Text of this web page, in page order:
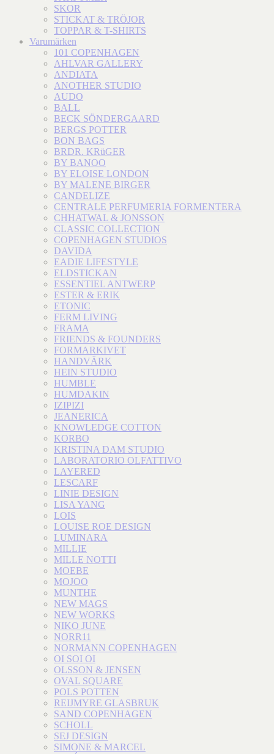
SKOR
STICKAT & TRÖJOR
TOPPAR & T-SHIRTS
Varumärken
101 COPENHAGEN
AHLVAR GALLERY
ANDIATA
ANOTHER STUDIO
AUDO
BALL
BECK SÖNDERGAARD
BERGS POTTER
BON BAGS
BRDR. KRüGER
BY BANOO
BY ELOISE LONDON
BY MALENE BIRGER
CANDELIZE
CENTRALE PERFUMERIA FORMENTERA
CHHATWAL & JONSSON
CLASSIC COLLECTION
COPENHAGEN STUDIOS
DAVIDA
EADIE LIFESTYLE
ELDSTICKAN
ESSENTIEL ANTWERP
ESTER & ERIK
ETONIC
FERM LIVING
FRAMA
FRIENDS & FOUNDERS
FORMARKIVET
HANDVÄRK
HEIN STUDIO
HUMBLE
HUMDAKIN
IZIPIZI
JEANERICA
KNOWLEDGE COTTON
KORBO
KRISTINA DAM STUDIO
LABORATORIO OLFATTIVO
LAYERED
LESCARF
LINIE DESIGN
LISA YANG
LOIS
LOUISE ROE DESIGN
LUMINARA
MILLIE
MILLE NOTTI
MOEBE
MOJOO
MUNTHE
NEW MAGS
NEW WORKS
NIKO JUNE
NORR11
NORMANN COPENHAGEN
OI SOI OI
OLSSON & JENSEN
OVAL SQUARE
POLS POTTEN
REIJMYRE GLASBRUK
SAND COPENHAGEN
SCHOLL
SEJ DESIGN
SIMONE & MARCEL